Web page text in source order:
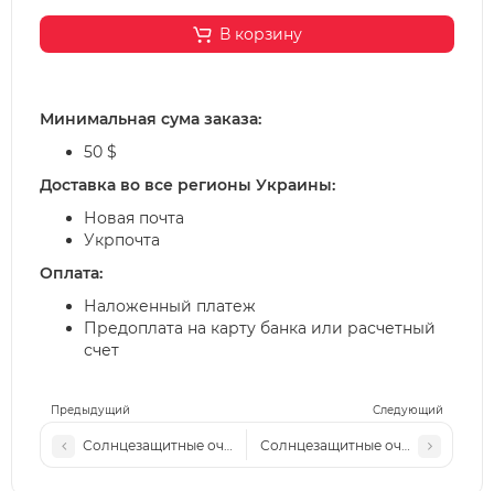
Предыдущий Следующий
Солнцезащитные очки 31758 с3Солнцезащитные очки 31758 с5
В корзину
Минимальная сума заказа:
50 $
Доставка во все регионы Украины:
Новая почта
Укрпочта
Оплата:
Наложенный платеж
Предоплата на карту банка или расчетный
счет